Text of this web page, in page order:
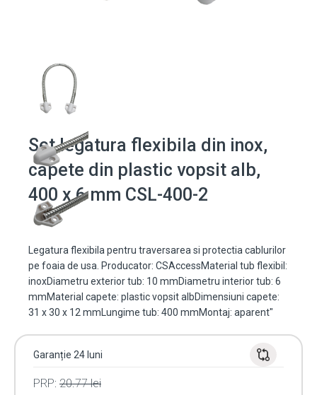
Set legatura flexibila din inox,
capete din plastic vopsit alb,
400 x 6 mm CSL-400-2
Legatura flexibila pentru traversarea si protectia cablurilor
pe foaia de usa. Producator: CSAccessMaterial tub flexibil:
inoxDiametru exterior tub: 10 mmDiametru interior tub: 6
mmMaterial capete: plastic vopsit albDimensiuni capete:
31 x 30 x 12 mmLungime tub: 400 mmMontaj: aparent"
Garanție 24 luni
PRP: 20.77lei